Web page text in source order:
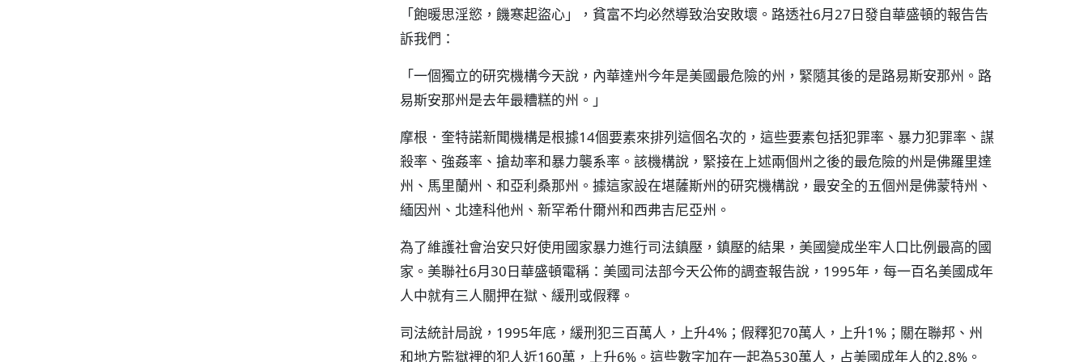
「飽暖思淫慾，饑寒起盜心」，貧富不均必然導致治安敗壞。路透社6月27日發自華盛頓的報告告
訴我們：
「一個獨立的研究機構今天說，內華達州今年是美國最危險的州，緊隨其後的是路易斯安那州。路
易斯安那州是去年最糟糕的州。」
摩根．奎特諾新聞機構是根據14個要素來排列這個名次的，這些要素包括犯罪率、暴力犯罪率、謀
殺率、強姦率、搶劫率和暴力襲系率。該機構說，緊接在上述兩個州之後的最危險的州是佛羅里達
州、馬里蘭州、和亞利桑那州。據這家設在堪薩斯州的研究機構說，最安全的五個州是佛蒙特州、
緬因州、北達科他州、新罕希什爾州和西弗吉尼亞州。
為了維護社會治安只好使用國家暴力進行司法鎮壓，鎮壓的結果，美國變成坐牢人口比例最高的國
家。美聯社6月30日華盛頓電稱：美國司法部今天公佈的調查報告說，1995年，每一百名美國成年
人中就有三人關押在獄、緩刑或假釋。
司法統計局說，1995年底，緩刑犯三百萬人，上升4%；假釋犯70萬人，上升1%；關在聯邦、州
和地方監獄裡的犯人近160萬，上升6%。這些數字加在一起為530萬人，占美國成年人的2.8%。